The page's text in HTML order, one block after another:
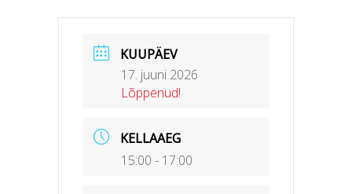
KUUPÄEV
17. juuni 2026
Lõppenud!
KELLAAEG
15:00 - 17:00